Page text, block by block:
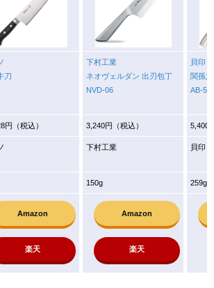
刀
下村工業
ネオヴェルダン 出刃包丁
NVD-06
貝印
関孫
AB-
円（税込） 3,240円（税込） 5,400
下村工業 貝印
150g 259g
Amazon
楽天
Amazon
楽天